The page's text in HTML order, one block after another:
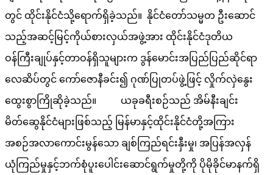
တွင် ထိုင်းနိုင်ငံသို့ရောက်ရှိခဲ့သည်။ နိုင်ငံတော်သမ္မတ ဦးဆောင်
သည့်အဆင့်မြင့်ကိုယ်စားလှယ်အဖွဲ့အား ထိုင်းနိုင်ငံဒုတိယ
ဝန်ကြီးချုပ်နှင့်တာဝန်ရှိသူများက ဒွန်မောင်းအပြည်ပြည်ဆိုင်ရာ
လေဆိပ်တွင် ကော်ဇောနီခင်း၍ ဂုဏ်ပြုတပ်ဖွဲ့ဖြင့် လှိုက်လှဲနွေး
ထွေးစွာကြိုဆိုခဲ့သည်။ ယခုခရီးစဉ်သည် အိမ်နီးချင်း
မိတ်ဆွေနိုင်ငံများဖြစ်သည့် မြန်မာနှင့်ထိုင်းနိုင်ငံတို့အကြား
အစဉ်အလာကောင်းမွန်သော ချစ်ကြည်ရင်းနှီးမှု၊ အပြန်အလှန်
ယုံကြည်မှုနှင့်ဘက်စုံပူးပေါင်းဆောင်ရွက်မှုတို့ကို ပိုမိုခိုင်မာနက်ရှိ